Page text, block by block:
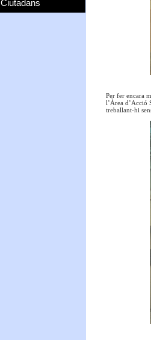
Ciutadans
Per fer encara
l’Àrea d’Acció
treballant-hi